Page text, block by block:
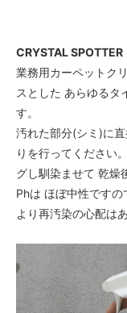
CRYSTAL SPOTTER
業務用カーペットク
スとした あらゆるタ
す。
汚れた部分(シミ)に
りを行ってください
グし馴染ませて 乾燥
Phは ほぼ中性です
より再汚染の心配は